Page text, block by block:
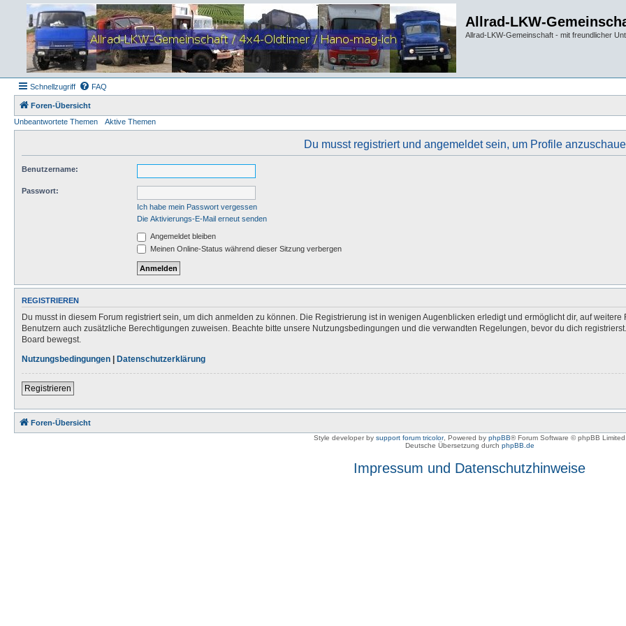
Allrad-LKW-
Allrad-LKW-Gemeinschaft - mit freundlicher
Schnellzugriff FAQ
Foren-Übersicht
Unbeantwortete Themen
Aktive Themen
Du musst registriert und angemeldet sein, um Profile
Benutzername:
Passwort:
Ich habe mein Passwort vergessen
Die Aktivierungs-E-Mail erneut senden
Angemeldet bleiben
Meinen Online-Status während dieser Sitzung verbergen
REGISTRIEREN
Du musst in diesem Forum registriert sein, um dich anmelden zu können. Die Registrierung ist in wenigen Augenblicken erledigt und ermöglicht dir, auf
Benutzern auch zusätzliche Berechtigungen zuweisen. Beachte bitte unsere Nutzungsbedingungen und die verwandten Regelungen, bevor du dich
Board bewegst.
Nutzungsbedingungen | Datenschutzerklärung
Registrieren
Foren-Übersicht
Style developer by support forum tricolor, Powered by phpBB® Forum Software © phpBB Limited
Deutsche Übersetzung durch phpBB.de
Impressum und Datenschutzhinweise